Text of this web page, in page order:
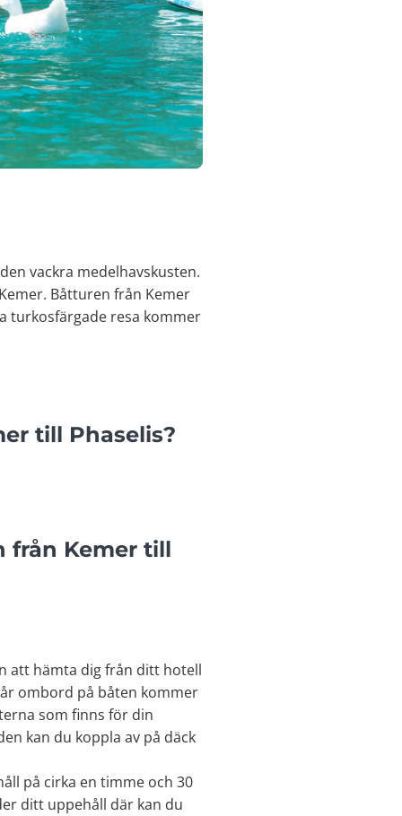
vackra medelhavskusten.
Båtturen från Kemer
turkosfärgade resa kommer
till Phaselis?
från Kemer till
att hämta dig från ditt hotell
ombord på båten kommer
som finns för din
kan du koppla av på däck
på cirka en timme och 30
ditt uppehåll där kan du